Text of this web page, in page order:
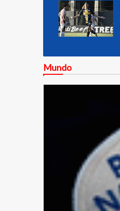
Mundo